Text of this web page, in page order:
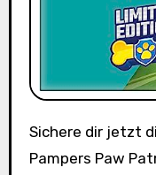
Sichere dir jetzt die limitierte Edition der
Pampers Paw